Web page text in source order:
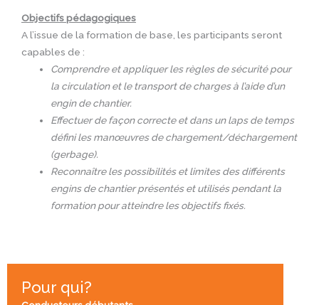
Objectifs pédagogiques
A l’issue de la formation de base, les participants seront
capables de :
Comprendre et appliquer les règles de sécurité pour
la circulation et le transport de charges à l’aide d’un
engin de chantier.
Effectuer de façon correcte et dans un laps de temps
défini les manœuvres de chargement/déchargement
(gerbage).
Reconnaître les possibilités et limites des différents
engins de chantier présentés et utilisés pendant la
formation pour atteindre les objectifs fixés.
Pour qui?